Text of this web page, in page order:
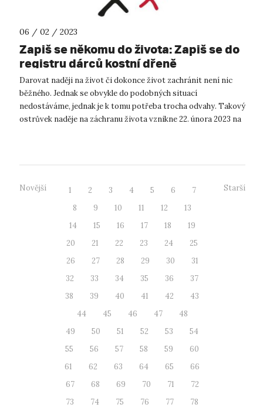
06 / 02 / 2023
Zapiš se někomu do života: Zapiš se do
registru dárců kostní dřeně
Darovat naději na život či dokonce život zachránit není nic
běžného. Jednak se obvykle do podobných situací
nedostáváme, jednak je k tomu potřeba trocha odvahy. Takový
ostrůvek naděje na záchranu života vznikne 22. února 2023 na
Novější 1 2 3 4 5 6
7
8
9 10 11 12
13
14
15 16 17 18
19
20
21 22 23 24
25
26
27 28 29 30
31
32
33 34 35 36
37
38
39 40 41 42
43
44
45 46 47
48
49
50 51 52 53
54
55
56 57 58 59
60
61
62 63 64 65
66
67
68 69 70 71
72
73
74 75 76 77
78
Starší